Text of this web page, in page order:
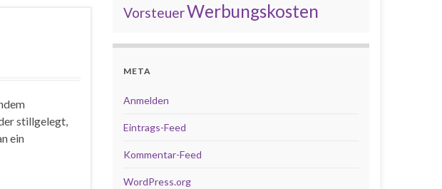
stillgelegt,
ein
VorsteuerWerbungskosten
META
Anmelden
Eintrags-Feed
Kommentar-Feed
WordPress.org